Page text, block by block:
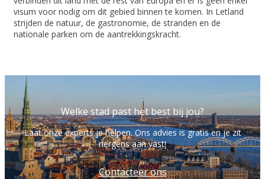
visum voor nodig om dit gebied binnen te komen. In Letland
strijden de natuur, de gastronomie, de stranden en de
nationale parken om de aantrekkingskracht.
Welke stad past het best bij jou?
Laat onze experts je helpen. Ons advies is gratis en je zit
nergens aan vast!
Contacteer ons